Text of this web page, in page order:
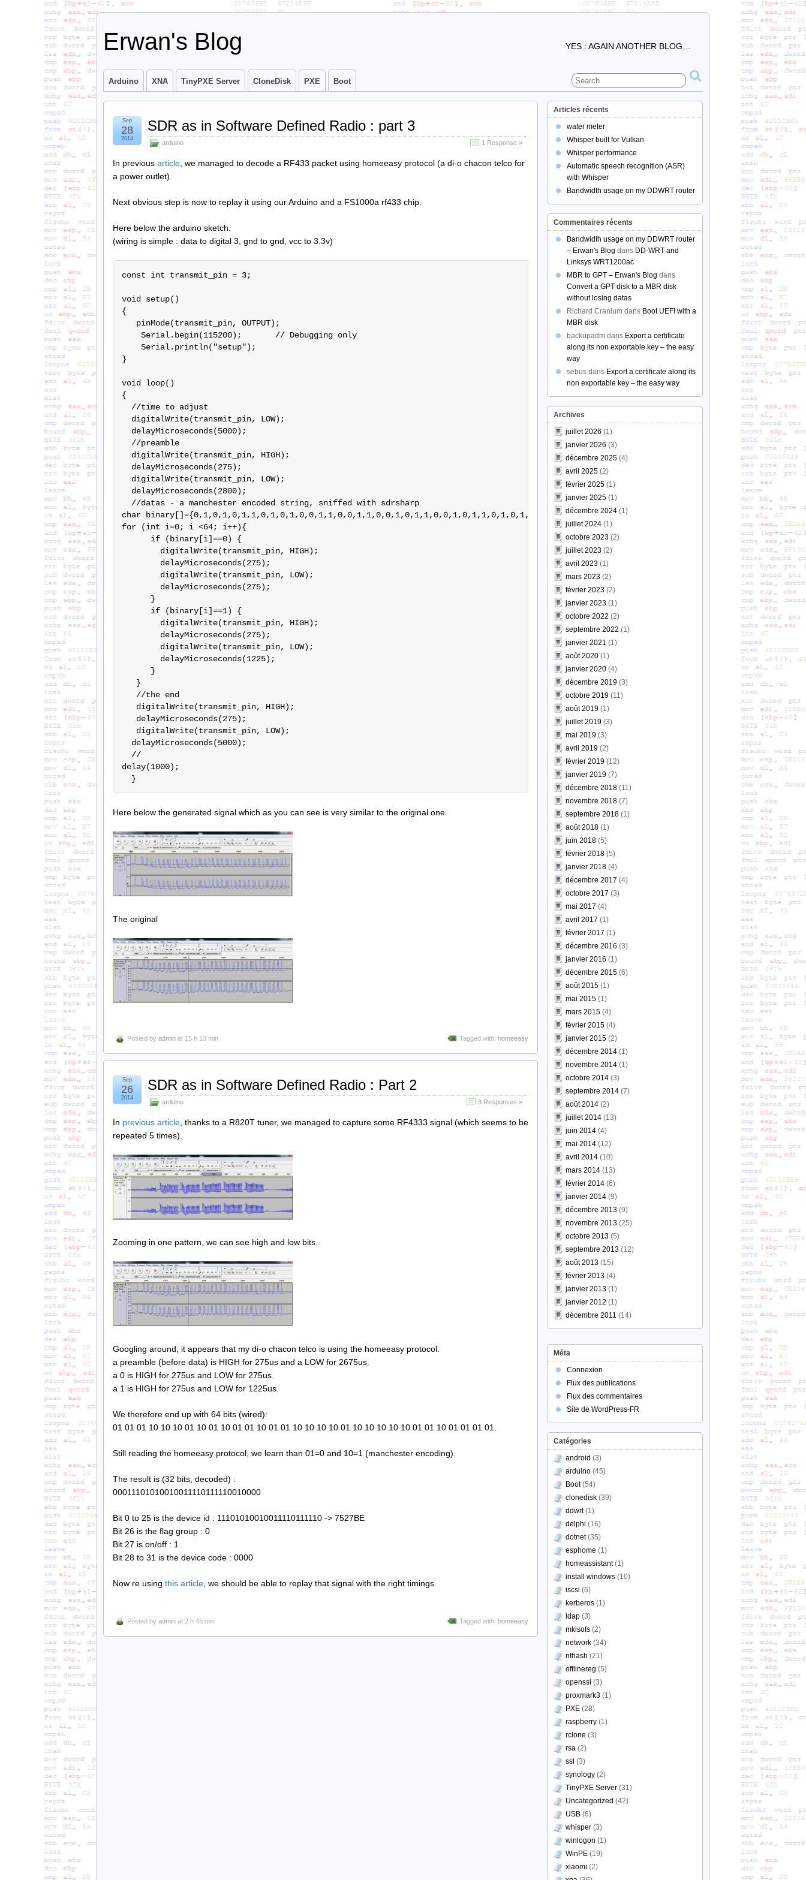
Erwan's Blog YES : AGAIN ANOTHER BLOG…
Arduino XNA TinyPXE Server CloneDisk PXE Boot
SDR as in Software Defined Radio : part 3
arduino 1 Response »
Sep
28
2014
In previous article , we managed to decode a RF433 packet using homeeasy protocol (a di-o chacon telco for
a power outlet).
Next obvious step is now to replay it using our Arduino and a FS1000a rf433 chip.
Here below the arduino sketch.
(wiring is simple : data to digital 3, gnd to gnd, vcc to 3.3v)
const int transmit_pin = 3;
void setup()
{
   pinMode(transmit_pin, OUTPUT);
    Serial.begin(115200);	// Debugging only
    Serial.println("setup");
}
void loop()
{
  //time to adjust
  digitalWrite(transmit_pin, LOW);
  delayMicroseconds(5000);
  //preamble
  digitalWrite(transmit_pin, HIGH);
  delayMicroseconds(275);
  digitalWrite(transmit_pin, LOW);
  delayMicroseconds(2800);
  //datas - a manchester encoded string, sniffed with sdrsharp
char
for (int i=0; i <64; i++){
      if (binary[i]==0) {
        digitalWrite(transmit_pin, HIGH);
        delayMicroseconds(275);
        digitalWrite(transmit_pin, LOW);
        delayMicroseconds(275);
      }
      if (binary[i]==1) {
        digitalWrite(transmit_pin, HIGH);
        delayMicroseconds(275);
        digitalWrite(transmit_pin, LOW);
        delayMicroseconds(1225);
      }
   }
   //the end
   digitalWrite(transmit_pin, HIGH);
   delayMicroseconds(275);
   digitalWrite(transmit_pin, LOW);
  delayMicroseconds(5000);
  //
delay(1000);
Here below the generated signal which as you can see is very similar to the original one.
The original
Posted by admin at 15 h 13 min Tagged with: homeeasy
SDR as in Software Defined Radio : Part 2
arduino 3 Responses »
Sep
26
2014
In previous article , thanks to a R820T tuner, we managed to capture some RF4333 signal (which seems to be
repeated 5 times).
Zooming in one pattern, we can see high and low bits.
Googling around, it appears that my di-o chacon telco is using the homeeasy protocol.
a preamble (before data) is HIGH for 275us and a LOW for 2675us.
a 0 is HIGH for 275us and LOW for 275us.
a 1 is HIGH for 275us and LOW for 1225us.
We therefore end up with 64 bits (wired):
01 01 01 10 10 10 01 10 01 10 01 01 10 01 01 10 10 10 10 01 10 10 10 10 10 01 01 10 01 01 01 01.
Still reading the homeeasy protocol, we learn than 01=0 and 10=1 (manchester encoding).
The result is (32 bits, decoded) :
00011101010010011110111110010000
Bit 0 to 25 is the device id : 11101010010011110111110 -> 7527BE
Bit 26 is the flag group : 0
Bit 27 is on/off : 1
Bit 28 to 31 is the device code : 0000
Now re using this article , we should be able to replay that signal with the right timings.
Posted by admin at 2 h 45 min Tagged with: homeeasy
Articles récents
water meter
Whisper built for Vulkan
Whisper performance
Automatic speech recognition (ASR)
with Whisper
Bandwidth usage on my DDWRT router
Commentaires récents
Bandwidth usage on my DDWRT router
– Erwan's Blog dans DD-WRT and
Linksys WRT1200ac
MBR to GPT – Erwan's Blog dans
Convert a GPT disk to a MBR disk
without losing datas
Richard Cranium dans Boot UEFI with a
MBR disk
backupadm dans Export a certificate
along its non exportable key – the easy
way
sebus dans Export a certificate along its
non exportable key – the easy way
Archives
juillet 2026 (1)
janvier 2026 (3)
décembre 2025 (4)
avril 2025 (2)
février 2025 (1)
janvier 2025 (1)
décembre 2024 (1)
juillet 2024 (1)
octobre 2023 (2)
juillet 2023 (2)
avril 2023 (1)
mars 2023 (2)
février 2023 (2)
janvier 2023 (1)
octobre 2022 (2)
septembre 2022 (1)
janvier 2021 (1)
août 2020 (1)
janvier 2020 (4)
décembre 2019 (3)
octobre 2019 (11)
août 2019 (1)
juillet 2019 (3)
mai 2019 (3)
avril 2019 (2)
février 2019 (12)
janvier 2019 (7)
décembre 2018 (11)
novembre 2018 (7)
septembre 2018 (1)
août 2018 (1)
juin 2018 (5)
février 2018 (5)
janvier 2018 (4)
décembre 2017 (4)
octobre 2017 (3)
mai 2017 (4)
avril 2017 (1)
février 2017 (1)
décembre 2016 (3)
janvier 2016 (1)
décembre 2015 (6)
août 2015 (1)
mai 2015 (1)
mars 2015 (4)
février 2015 (4)
janvier 2015 (2)
décembre 2014 (1)
novembre 2014 (1)
octobre 2014 (3)
septembre 2014 (7)
août 2014 (2)
juillet 2014 (13)
juin 2014 (4)
mai 2014 (12)
avril 2014 (10)
mars 2014 (13)
février 2014 (6)
janvier 2014 (9)
décembre 2013 (9)
novembre 2013 (25)
octobre 2013 (5)
septembre 2013 (12)
août 2013 (15)
février 2013 (4)
janvier 2013 (1)
janvier 2012 (1)
décembre 2011 (14)
Méta
Connexion
Flux des publications
Flux des commentaires
Site de WordPress-FR
Catégories
android (3)
arduino (45)
Boot(54)
clonedisk (39)
ddwrt(1)
delphi (16)
dotnet(35)
esphome (1)
homeassistant(1)
install windows (10)
iscsi (6)
kerberos (1)
ldap (3)
mkisofs (2)
network (34)
nthash (21)
offlinereg (5)
openssl (3)
proxmark3 (1)
PXE (28)
raspberry (1)
rclone (3)
rsa (2)
ssl (3)
synology (2)
TinyPXE Server (31)
Uncategorized (42)
USB (6)
whisper (3)
winlogon (1)
WinPE (19)
xiaomi (2)